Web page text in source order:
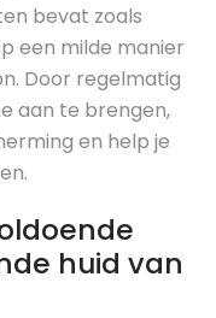
bevat zoals
een milde manier
Door regelmatig
aan te brengen,
en help je
huid van